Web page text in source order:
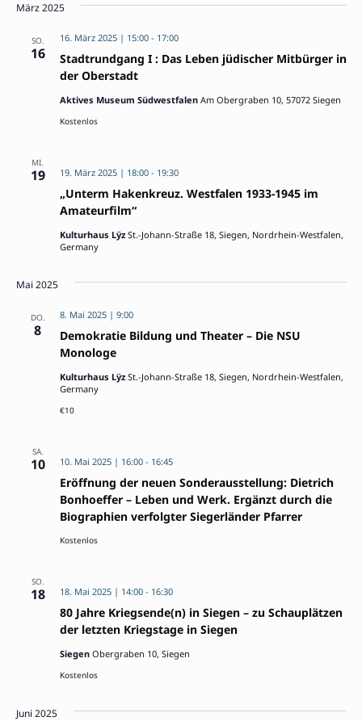
März 2025
SO.
16
Stadtrundgang I : Das Leben jüdischer Mitbürger in
der Oberstadt
16. März 2025 | 15:00- 17:00
Aktives Museum Südwestfalen Am Obergraben 10, 57072 Siegen
Kostenlos
MI.
19
„Unterm Hakenkreuz. Westfalen 1933-1945 im
Amateurfilm“
19. März 2025 | 18:00- 19:30
Kulturhaus Lÿz St.-Johann-Straße 18, Siegen, Nordrhein-Westfalen,
Germany
Mai 2025
DO.
8
Demokratie Bildung und Theater – Die NSU
Monologe
8. Mai 2025 | 9:00
Kulturhaus Lÿz St.-Johann-Straße 18, Siegen, Nordrhein-Westfalen,
Germany
€10
SA.
10
Eröffnung der neuen Sonderausstellung: Dietrich
Bonhoeffer – Leben und Werk. Ergänzt durch die
Biographien verfolgter Siegerländer Pfarrer
10. Mai 2025 | 16:00- 16:45
Kostenlos
SO.
18
80 Jahre Kriegsende(n) in Siegen – zu Schauplätzen
der letzten Kriegstage in Siegen
18. Mai 2025 | 14:00- 16:30
Siegen Obergraben 10, Siegen
Kostenlos
Juni 2025